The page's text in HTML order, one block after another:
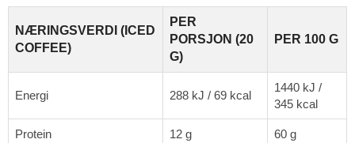
NÆRINGSVERDI (ICED
COFFEE)
PER
PORSJON (20
G)
PER 100 G
Energi 288 kJ / 69 kcal
1440 kJ /
345 kcal
Protein 12 g 60 g